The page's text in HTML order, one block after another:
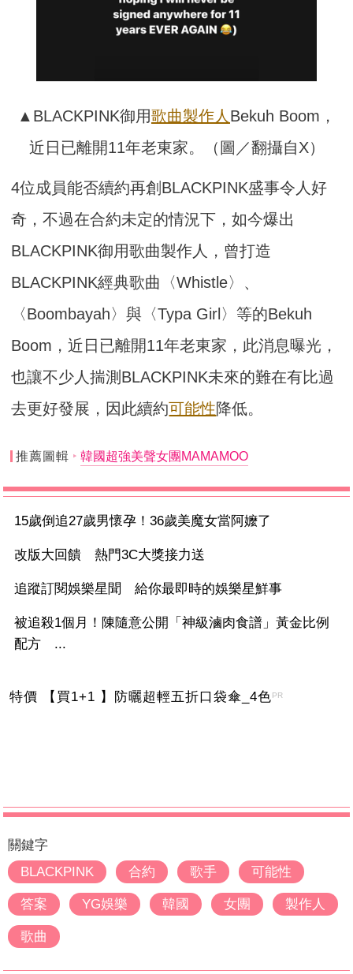
▲BLACKPINK御用歌曲製作人 Bekuh Boom，
近日已離開11年老東家。（圖／翻攝自X）
4位成員能否續約再創BLACKPINK盛事令人好
奇，不過在合約未定的情況下，如今爆出
BLACKPINK御用歌曲製作人，曾打造
BLACKPINK經典歌曲〈Whistle〉、
〈Boombayah〉與〈Typa Girl〉等的Bekuh
Boom，近日已離開11年老東家，此消息曝光，
也讓不少人揣測BLACKPINK未來的難在有比過
去更好發展，因此續約可能性降低。
推薦圖輯 韓國超強美聲女團MAMAMOO
15歲倒追27歲男懷孕！36歲美魔女當阿嬤了
改版大回饋 熱門3C大獎接力送
追蹤訂閱娛樂星聞 給你最即時的娛樂星鮮事
被追殺1個月！陳隨意公開「神級滷肉食譜」黃金比例
配方 ...
特價 【買1+1 】防曬超輕五折口袋傘_4色PR
關鍵字
BLACKPINK
合約 歌手 可能性
答案 YG娛樂 韓國 女團 製作人
歌曲